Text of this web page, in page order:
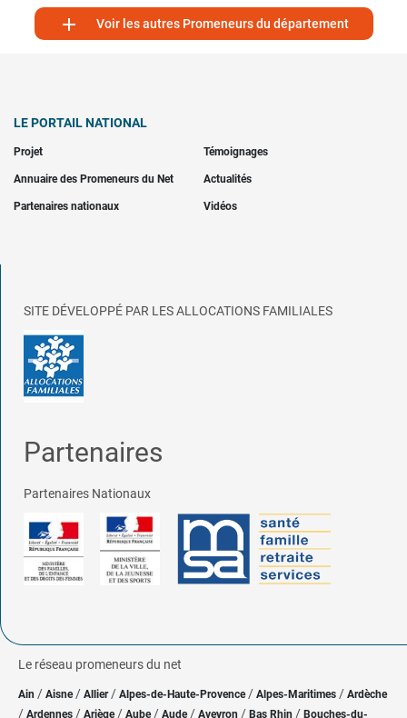
 Voir les autres Promeneurs du département
LE PORTAIL NATIONAL
Projet Témoignages
Annuaire des Promeneurs du Net Actualités
Partenaires nationaux Vidéos
SITE DÉVELOPPÉ PAR LES ALLOCATIONS FAMILIALES
Partenaires
Partenaires Nationaux
Le réseau promeneurs du net
Ain / Aisne/ Allier/ Alpes-de-Haute-Provence / Alpes-Maritimes / Ardèche
/ Ardennes / Ariège/ Aube/ Aude / Aveyron / Bas Rhin / Bouches-du-